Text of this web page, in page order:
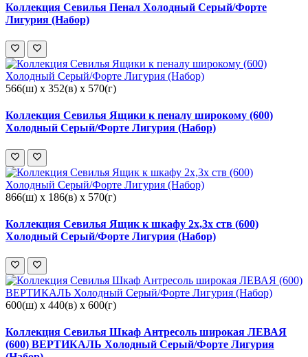
Коллекция Севилья Пенал Холодный Серый/Форте
Лигурия (Набор)
566(ш) x 352(в) x 570(г)
Коллекция Севилья Ящики к пеналу широкому (600)
Холодный Серый/Форте Лигурия (Набор)
866(ш) x 186(в) x 570(г)
Коллекция Севилья Ящик к шкафу 2х,3х ств (600)
Холодный Серый/Форте Лигурия (Набор)
600(ш) x 440(в) x 600(г)
Коллекция Севилья Шкаф Антресоль широкая ЛЕВАЯ
(600) ВЕРТИКАЛЬ Холодный Серый/Форте Лигурия